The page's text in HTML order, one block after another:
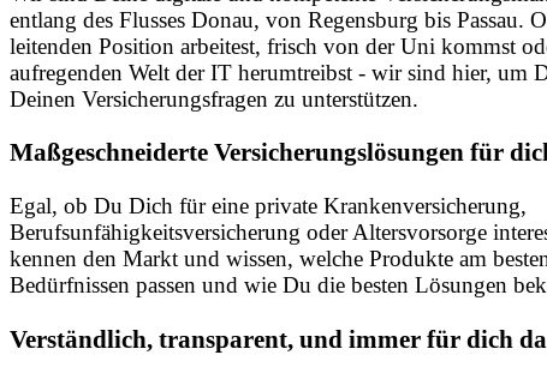
entlang des Flusses Donau, von Regensburg bis Passau.
leitenden Position arbeitest, frisch von der Uni kommst
aufregenden Welt der IT herumtreibst - wir sind hier, um
Deinen Versicherungsfragen zu unterstützen.
Maßgeschneiderte Versicherungslösungen für
Egal, ob Du Dich für eine private Krankenversicherung,
Berufsunfähigkeitsversicherung oder Altersvorsorge
kennen den Markt und wissen, welche Produkte am
Bedürfnissen passen und wie Du die besten Lösungen
Verständlich, transparent, und immer für dich da